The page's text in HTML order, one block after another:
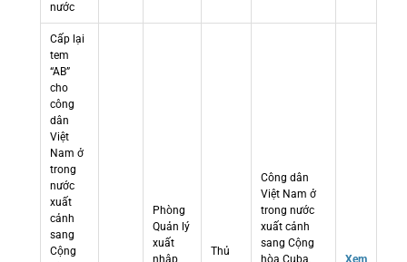
nước
Cấp lại
tem
“AB”
cho
công
dân
Việt
Nam ở
trong
nước
xuất
cảnh
sang
Cộng
Phòng
Quản lý
xuất
nhập
Thủ
Công dân
Việt Nam ở
trong nước
xuất cảnh
sang Cộng
hòa Cuba,
Xem